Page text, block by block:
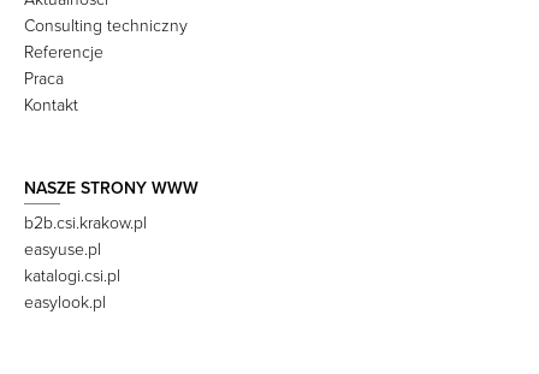
Consulting techniczny
Referencje
Praca
Kontakt
NASZE STRONY WWW
b2b.csi.krakow.pl
easyuse.pl
katalogi.csi.pl
easylook.pl